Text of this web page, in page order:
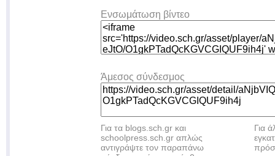
Ενσωμάτωση βίντεο
Άμεσος σύνδεσμος
Για τα blogs.sch.gr και
schoolpress.sch.gr απλώς
αντιγράψτε τον παραπάνω
Για